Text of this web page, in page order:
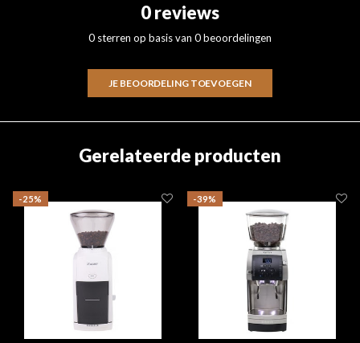
0 reviews
0 sterren op basis van 0 beoordelingen
JE BEOORDELING TOEVOEGEN
Gerelateerde producten
-25% -39%